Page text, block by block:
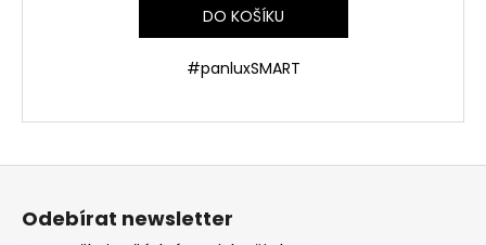
DO KOŠÍKU
#panluxSMART
Odebírat newsletter